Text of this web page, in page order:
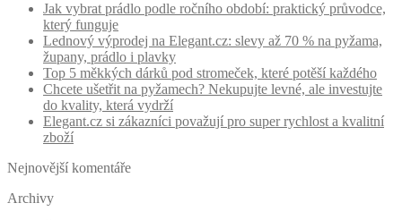
Jak vybrat prádlo podle ročního období: praktický průvodce,
který funguje
Lednový výprodej na Elegant.cz: slevy až 70 % na pyžama,
župany, prádlo i plavky
Top 5 měkkých dárků pod stromeček, které potěší každého
Chcete ušetřit na pyžamech? Nekupujte levné, ale investujte
do kvality, která vydrží
Elegant.cz si zákazníci považují pro super rychlost a kvalitní
zboží
Nejnovější komentáře
Archivy